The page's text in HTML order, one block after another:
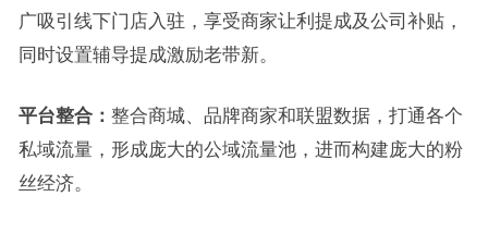
广吸引线下门店入驻，享受商家让利提成及公司补贴，
同时设置辅导提成激励老带新。
平台整合： 整合商城、品牌商家和联盟数据，打通各个
私域流量，形成庞大的公域流量池，进而构建庞大的粉
丝经济。